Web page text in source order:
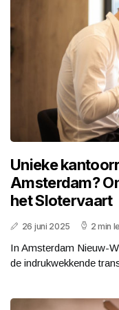
Unieke
Amsterdam?
het Slotervaart
26 juni 2025 2 min
In Amsterdam Nieuw-
de indrukwekkende